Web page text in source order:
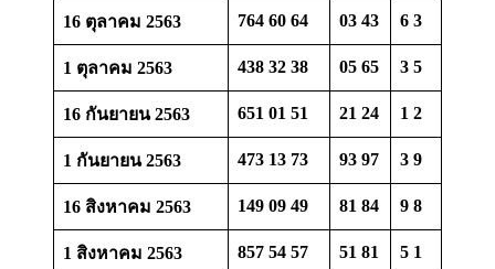
16 ตุลาคม 2563 764 60 64 03 43 6 3
1 ตุลาคม 2563 438 32 38 05 65 3 5
16 กันยายน 2563 651 01 51 21 24 1 2
1 กันยายน 2563 473 13 73 93 97 3 9
16 สิงหาคม 2563 149 09 49 81 84 9 8
1 สิงหาคม 2563 857 54 57 51 81 5 1